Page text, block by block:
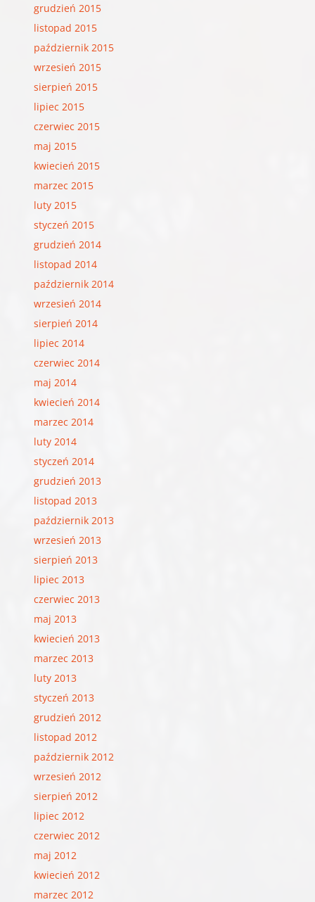
grudzień 2015
listopad 2015
październik 2015
wrzesień 2015
sierpień 2015
lipiec 2015
czerwiec 2015
maj 2015
kwiecień 2015
marzec 2015
luty 2015
styczeń 2015
grudzień 2014
listopad 2014
październik 2014
wrzesień 2014
sierpień 2014
lipiec 2014
czerwiec 2014
maj 2014
kwiecień 2014
marzec 2014
luty 2014
styczeń 2014
grudzień 2013
listopad 2013
październik 2013
wrzesień 2013
sierpień 2013
lipiec 2013
czerwiec 2013
maj 2013
kwiecień 2013
marzec 2013
luty 2013
styczeń 2013
grudzień 2012
listopad 2012
październik 2012
wrzesień 2012
sierpień 2012
lipiec 2012
czerwiec 2012
maj 2012
kwiecień 2012
marzec 2012